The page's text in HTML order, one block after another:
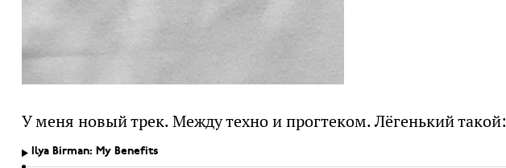
У меня новый трек. Между техно и прогтеком. Лёгенький такой:
Ilya Birman: My Benefits